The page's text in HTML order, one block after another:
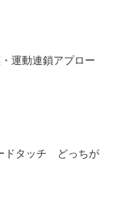
運動連鎖アプロー
ドタッチ どっちが